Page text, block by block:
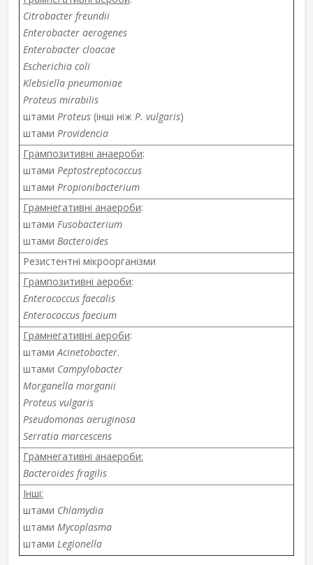
Citrobacter freundii
Enterobacter aerogenes
Enterobacter cloacae
Escherichia coli
Klebsiella pneumoniae
Proteus mirabilis
штами Proteus (інші ніж P. vulgaris)
штами Providencia
Грампозитивні анаероби:
штами Peptostreptococcus
штами Propionibacterium
Грамнегативні анаероби:
штами Fusobacterium
штами Bacteroides
Резистентні мікроорганізми
Грампозитивні аероби:
Enterococcus faecalis
Enterococcus faecium
Грамнегативні аероби:
штами Acinetobacter.
штами Campylobacter
Morganella morganii
Proteus vulgaris
Pseudomonas aeruginosa
Serratia marcescens
Грамнегативні анаероби:
Bacteroides fragilis
Інші:
штами Chlamydia
штами Mycoplasma
штами Legionella